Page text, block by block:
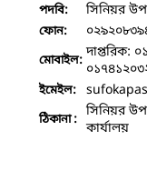
পদবি: সিনিয়র
ফোন:
মোবাইল: দাপ্তরিক:
ইমেইল:
ঠিকানা : সিনিয়র
কার্যালয়